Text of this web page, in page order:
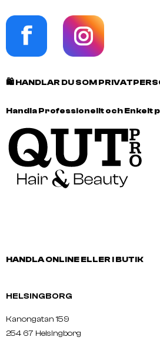
🛍️HANDLAR DU SOM
Handla Professionellt och Enkelt
HANDLA ONLINE ELLER I BUTIK
HELSINGBORG
Kanongatan 159
254 67 Helsingborg